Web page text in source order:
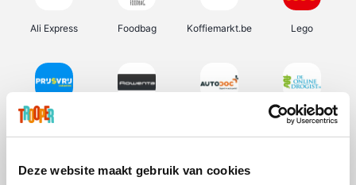
Deze website maakt gebruik van cookies
Ali Express Foodbag Koffiemarkt.be Lego
Prijsvrij De Online Drogist